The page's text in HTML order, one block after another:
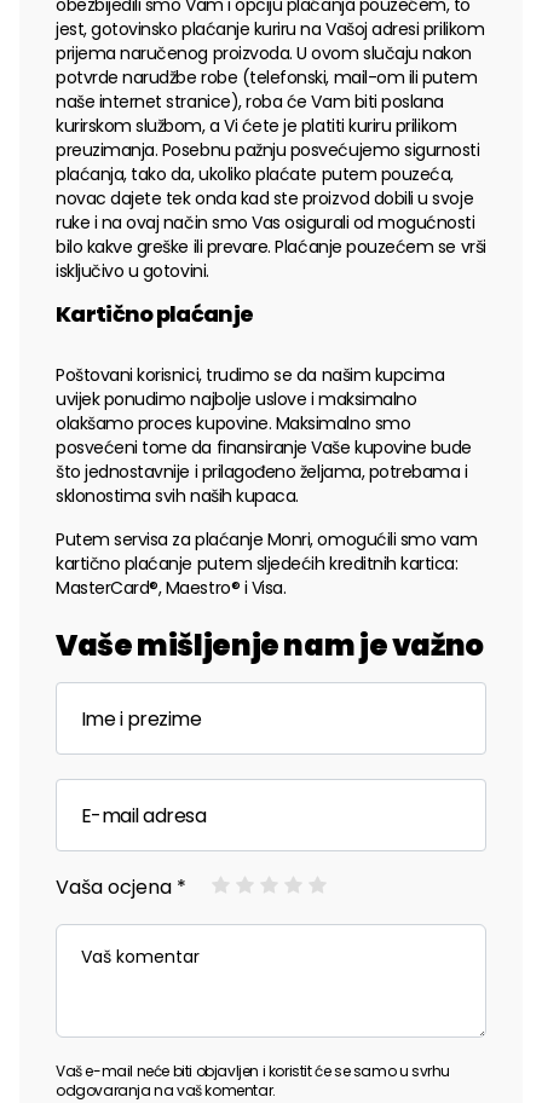
obezbijedili smo Vam i opciju plaćanja pouzećem, to
jest, gotovinsko plaćanje kuriru na Vašoj adresi prilikom
prijema naručenog proizvoda. U ovom slučaju nakon
potvrde narudžbe robe (telefonski, mail-om ili putem
naše internet stranice), roba će Vam biti poslana
kurirskom službom, a Vi ćete je platiti kuriru prilikom
preuzimanja. Posebnu pažnju posvećujemo sigurnosti
plaćanja, tako da, ukoliko plaćate putem pouzeća,
novac dajete tek onda kad ste proizvod dobili u svoje
ruke i na ovaj način smo Vas osigurali od mogućnosti
bilo kakve greške ili prevare. Plaćanje pouzećem se vrši
isključivo u gotovini.
Kartično plaćanje
Poštovani korisnici, trudimo se da našim kupcima
uvijek ponudimo najbolje uslove i maksimalno
olakšamo proces kupovine. Maksimalno smo
posvećeni tome da finansiranje Vaše kupovine bude
što jednostavnije i prilagođeno željama, potrebama i
sklonostima svih naših kupaca.
Putem servisa za plaćanje Monri, omogućili smo vam
kartično plaćanje putem sljedećih kreditnih kartica:
MasterCard®, Maestro® i Visa.
Vaše mišljenje nam je važno
Vaša ocjena *
Vaš e-mail neće biti objavljen i koristit će se samo u svrhu
odgovaranja na vaš komentar.